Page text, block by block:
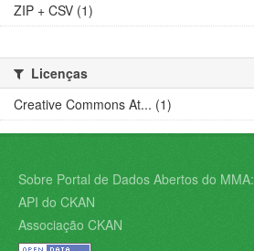
ZIP + CSV (1)
Licenças
Creative Commons At... (1)
Sobre Portal de Dados Abertos do MMA:
API do CKAN
Associação CKAN